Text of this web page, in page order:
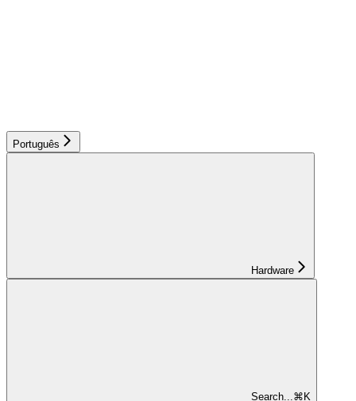
Português
Hardware
Search...⌘ K